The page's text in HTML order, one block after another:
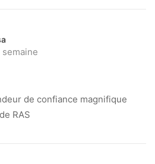
de confiance magnifique
RAS